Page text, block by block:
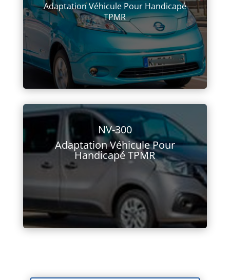
Adaptation Véhicule Pour Handicapé
TPMR
NV-300
Adaptation Véhicule Pour
Handicapé TPMR